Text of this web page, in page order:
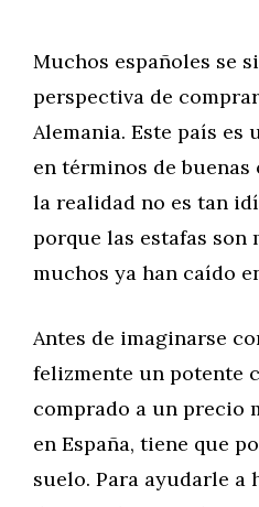
Muchos españoles se
perspectiva de
Alemania. Este país es
en términos de buenas
la realidad no es tan
porque las estafas son
muchos ya han caído
Antes de imaginarse
felizmente un potente
comprado a un precio
en España, tiene que
suelo. Para ayudarle a